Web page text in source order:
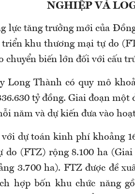
NGHIỆP VÀ
lực tăng trưởng mới của
triển khu thương mại tự do
chuyển biến lớn đối với cấu
Long Thành có quy mô
tỷ đồng. Giai đoạn một
năm và dự kiến đưa vào
dự toán kinh phí khoảng
do (FTZ) rộng 8.100 ha
3.700 ha). FTZ được đề
hợp bốn khu chức năng